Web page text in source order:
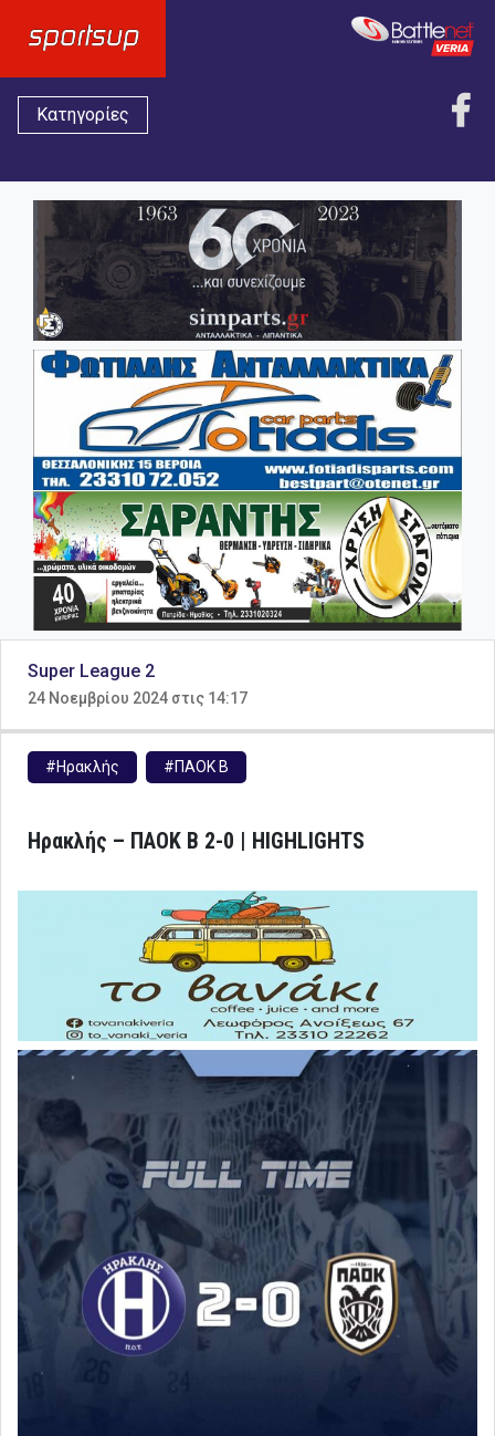
Κατηγορίες
Super League 2
24 Νοεμβρίου 2024 στις 14:17
#Ηρακλής #ΠΑΟΚ Β
Ηρακλής – ΠΑΟΚ Β 2-0 | HIGHLIGHTS